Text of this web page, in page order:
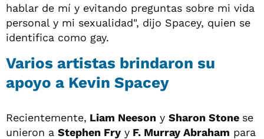
hablar de mí y evitando preguntas sobre mi vida
personal y mi sexualidad", dijo Spacey, quien se
identifica como gay.
Varios artistas brindaron su
apoyo a Kevin Spacey
Recientemente, Liam Neeson y Sharon Stone se
unieron a Stephen Fry y F. Murray Abraham para